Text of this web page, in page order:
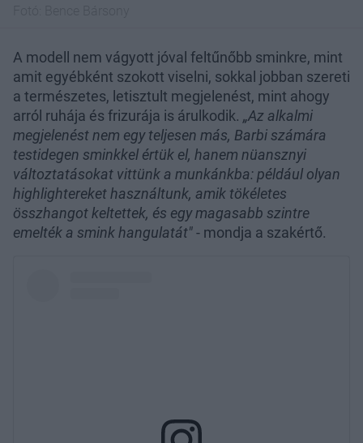
A modell nem vágyott jóval feltűnőbb sminkre, mint
amit egyébként szokott viselni, sokkal jobban szereti
a természetes, letisztult megjelenést, mint ahogy
arról ruhája és frizurája is árulkodik. „Az alkalmi
megjelenést nem egy teljesen más, Barbi számára
testidegen sminkkel értük el, hanem nüansznyi
változtatásokat vittünk a munkánkba: például olyan
highlightereket használtunk, amik tökéletes
összhangot keltettek, és egy magasabb szintre
emelték a smink hangulatát"- mondja a szakértő.